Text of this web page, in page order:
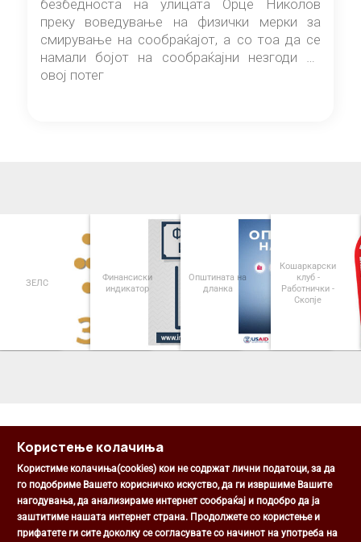
безбедноста на улицата Орце Николов
преку воведување на физички мерки за
смирување на сообраќајот, а со тоа да се
намали бојот на сообраќајни незгоди на
овој потег
ЗЕЛС
Финансиски
индикатор
Општината на
дланка
Кошаркарски
клуб -
Работнички -
Скопје
Општина Центар
Михаил Цоков бр. 1, Скопје
Користење колачиња
Користиме колачиња(cookies) кои не содржат лични податоци, за да
го подобриме Вашето корисничко искуство, да ги извршиме Вашите
нагодувања, да анализираме интернет сообраќај и подобро да ја
заштитиме нашата интернет страна. Продолжете со користење и
прифатете ги сите доколку се согласувате со начинот на употреба на